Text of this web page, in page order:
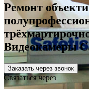
Ремонт
Видеокамеры
Заказать через звонок
Связаться через